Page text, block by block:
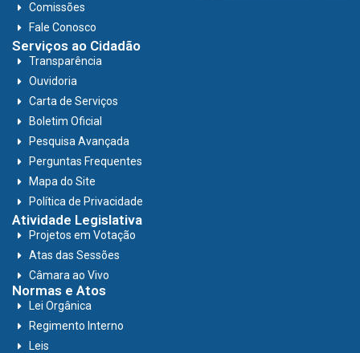
Comissões
Fale Conosco
Serviços ao Cidadão
Transparência
Ouvidoria
Carta de Serviços
Boletim Oficial
Pesquisa Avançada
Perguntas Frequentes
Mapa do Site
Política de Privacidade
Atividade Legislativa
Projetos em Votação
Atas das Sessões
Câmara ao Vivo
Normas e Atos
Lei Orgânica
Regimento Interno
Leis